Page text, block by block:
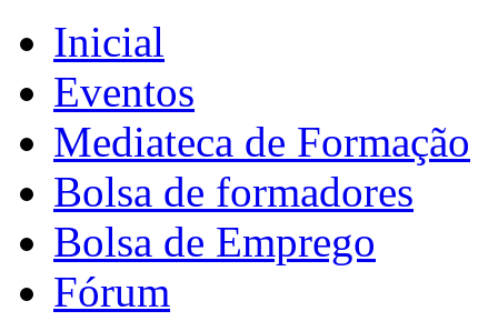
Inicial
Eventos
Mediateca de Formação
Bolsa de formadores
Bolsa de Emprego
Fórum